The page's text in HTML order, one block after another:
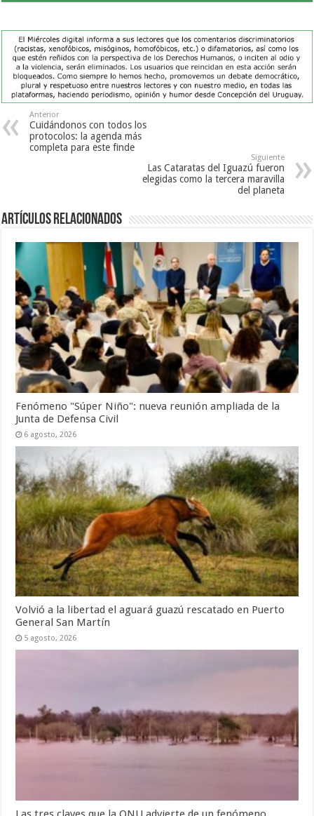
Anterior
Cuidándonos con todos los
protocolos: la agenda más
completa para este finde
Siguiente
Las Cataratas del Iguazú fueron
elegidas como la tercera maravilla
del planeta
Artículos Relacionados
Fenómeno "Súper Niño": nueva reunión ampliada de la
Junta de Defensa Civil
6 agosto, 2026
Volvió a la libertad el aguará guazú rescatado en Puerto
General San Martín
5 agosto, 2026